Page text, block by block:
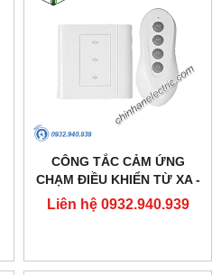
CÔNG TẮC CẢM ỨNG
CHẠM ĐIỀU KHIỂN TỪ XA -
DK3S(3 KÊNH) - KAWASAN
Liên hệ 0932.940.939